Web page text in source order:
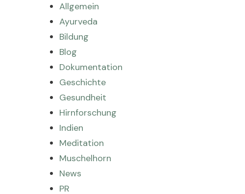
Allgemein
Ayurveda
Bildung
Blog
Dokumentation
Geschichte
Gesundheit
Hirnforschung
Indien
Meditation
Muschelhorn
News
PR